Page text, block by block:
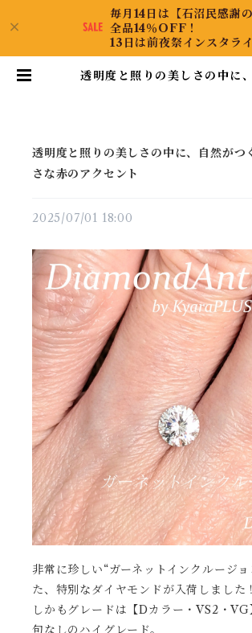
毎月14日は【石沼民感謝の
全品14％OFF！
13日は前夜祭インスタライ
透明度と照りの美しさの中に
透明度と照りの美しさの中に、自然がつ
さな赤のアクセント
2025/07/01 18:00
非常に珍しい“ガーネットインクルージョ
た、特別なダイヤモンドが入荷しました！
しかもグレードは【Dカラー・VS2・
句なしのハイグレード。